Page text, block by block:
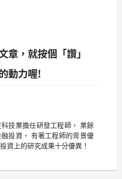
章，就按個「讚」
動力喔!
技業擔任研發工程師， 業餘
投資， 有著工程師的背景優
資上的研究成果十分優異！